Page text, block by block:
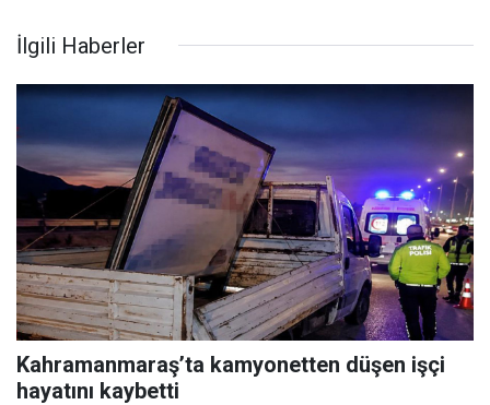
İlgili Haberler
Kahramanmaraş’ta kamyonetten düşen işçi
hayatını kaybetti